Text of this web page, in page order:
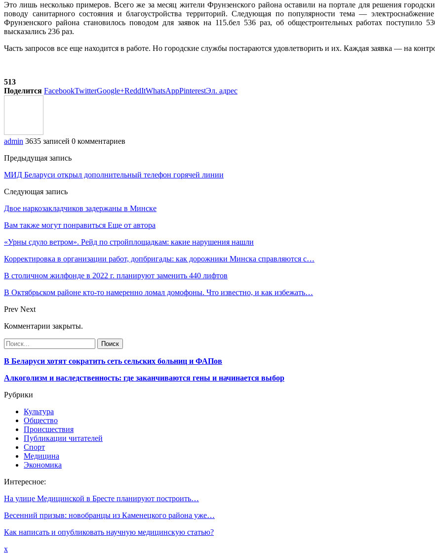
Это лишь несколько примеров. Всего же за месяц жители Фрунзенского района оставили на портале для решения
поводу санитарного состояния и благоустройства территорий. Следующая по популярности тема —
Фрунзенского района становилось поводом для заявок на 115.бел 536 раз, об общестроительных работах поступило
высказались 236 раз.
Часть запросов все еще находится в работе. Но городские службы постараются удовлетворить и их. Каждая заявка — на
513
Поделится FacebookTwitterGoogle+ReddItWhatsAppPinterestЭл. адрес
admin 3635 записей 0 комментариев
Предыдущая запись
МИД Беларуси открыл дополнительный телефон горячей линии
Следующая запись
Двое наркозакладчиков задержаны в Минске
Вам также могут понравиться Еще от автора
«Урны сдуло ветром». Рейд по стройплощадкам: какие нарушения нашли
Корректировка в организации работ, допбригады: как дорожники Минска справляются с…
В столичном жилфонде в 2022 г. планируют заменить 440 лифтов
В Октябрьском районе кто-то намеренно ломал домофоны. Что известно, и как избежать…
Prev Next
Комментарии закрыты.
В Беларуси хотят сократить сеть сельских больниц и ФАПов
Алкоголизм и наследственность: где заканчиваются гены и начинается выбор
Рубрики
Культура
Общество
Происшествия
Публикации читателей
Спорт
Медицина
Экономика
Интересное:
На улице Медицинской в Бресте планируют построить…
Весенний призыв: новобранцы из Каменецкого района уже…
Как написать и опубликовать научную медицинскую статью?
x